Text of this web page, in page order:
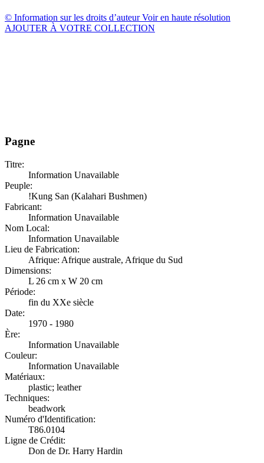
© Information sur les droits d’auteurVoir en haute résolution
AJOUTER À VOTRE COLLECTION
Pagne
Titre:
Information Unavailable
Peuple:
!Kung San (Kalahari Bushmen)
Fabricant:
Information Unavailable
Nom Local:
Information Unavailable
Lieu de Fabrication:
Afrique: Afrique australe, Afrique du Sud
Dimensions:
L 26 cm x W 20 cm
Période:
fin du XXe siècle
Date:
1970 - 1980
Ère:
Information Unavailable
Couleur:
Information Unavailable
Matériaux:
plastic; leather
Techniques:
beadwork
Numéro d'Identification:
T86.0104
Ligne de Crédit:
Don de Dr. Harry Hardin